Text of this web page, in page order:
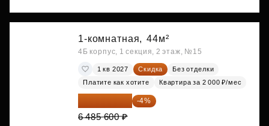
1-комнатная, 44м²
4Б корпус, 1 секция, 2 этаж, №15
1 кв 2027 Скидка
Без отделки
Платите как хотите
Квартира за 2 000 ₽/мес
-4%
6 485 600 ₽